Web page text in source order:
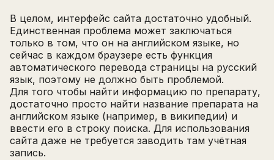
Написать в поддержку
Имя
минимум 10 символов
В целом, интерфейс сайта достаточно удобный.
Единственная проблема может заключаться
только в том, что он на английском языке, но
сейчас в каждом браузере есть функция
автоматического перевода страницы на русский
язык, поэтому не должно быть проблемой.
Для того чтобы найти информацию по препарату,
достаточно просто найти название препарата на
английском языке (например, в википедии) и
ввести его в строку поиска. Для использования
сайта даже не требуется заводить там учётная
запись.
Зарегистрируйтесь
ПОЛУЧИТЕ БЕСПЛАТНЫЙ
Перейти на страницу регистрации